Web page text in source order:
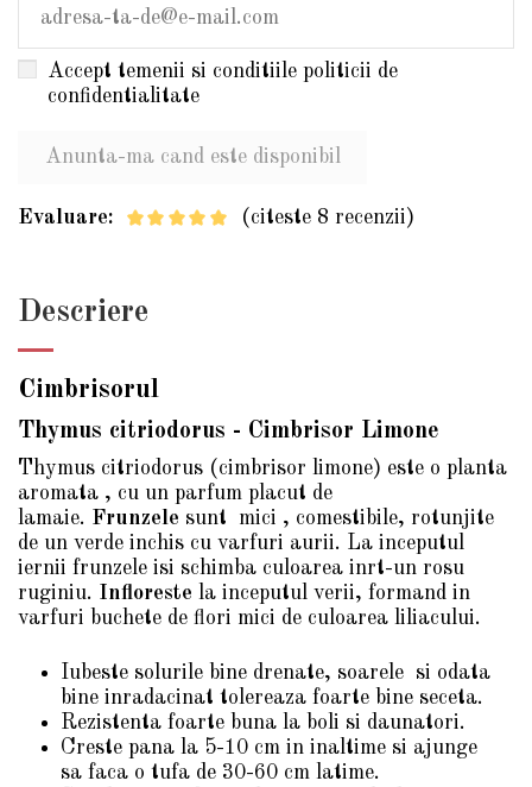
Accept temenii si conditiile politicii de
confidentialitate
Evaluare: (citeste 8 recenzii)
Descriere
Cimbrisorul
Thymus citriodorus - Cimbrisor Limone
Thymus citriodorus (cimbrisor limone) este o planta
aromata , cu un parfum placut de
lamaie. Frunzele sunt mici , comestibile, rotunjite
de un verde inchis cu varfuri aurii. La inceputul
iernii frunzele isi schimba culoarea inrt-un rosu
ruginiu. Infloreste la inceputul verii, formand in
varfuri buchete de flori mici de culoarea liliacului.
Iubeste solurile bine drenate, soarele si odata
bine inradacinat tolereaza foarte bine seceta.
Rezistenta foarte buna la boli si daunatori.
Creste pana la 5-10 cm in inaltime si ajunge
sa faca o tufa de 30-60 cm latime.